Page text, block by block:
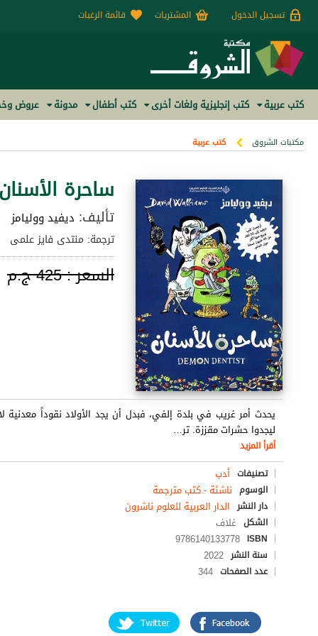
تسجيل الدخول المشتريات قائمة الرغبات
كتب عربية كتب إنجليزية ولغات أخرى كتب أطفال مدونة عروض
مكتبات الشروق كتب عربية
ساحرة
تأليف: ديفيد ووليامز
ترجمة: منتدى فايز علمى
السعر :425 ج.م
يحدث أمر غريب في بلدة إلفي، فبدل أن يجد الأولاد نقوداً
ليجدوا حشرات مقززة. تر…
أقرأ المزيد
تصنيفات أدب
الوسوم ناشئة -كتب مترجمة
دار النشر الدار العربية للعلوم ناشرون
الشكل غلاف
ISBN
9786140133778
سنة النشر 2022
عدد الصفحات 344